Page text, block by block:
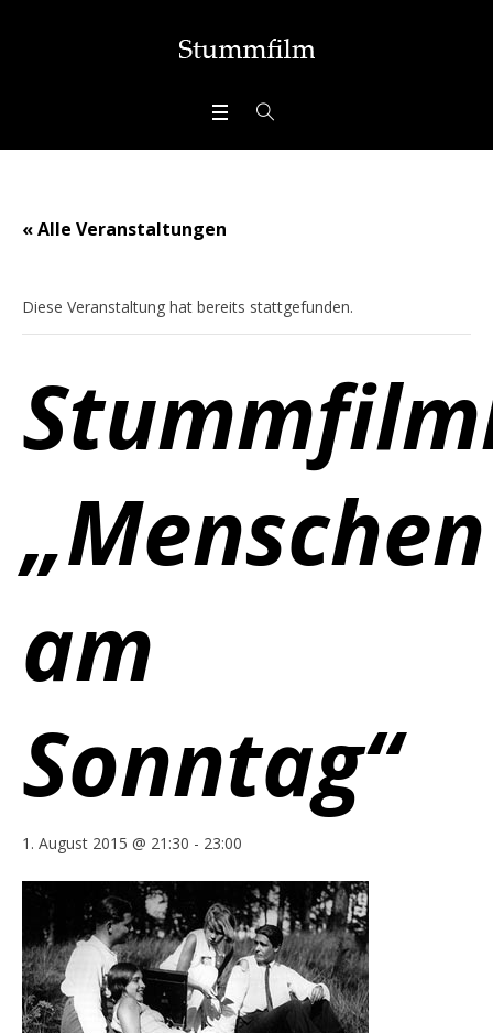
« Alle Veranstaltungen
Diese Veranstaltung hat bereits stattgefunden.
„Menschen
am
Sonntag“
1. August 2015 @ 21:30 - 23:00